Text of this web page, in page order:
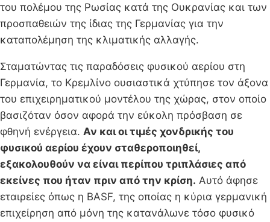
του πολέμου της Ρωσίας κατά της Ουκρανίας και των
προσπαθειών της ίδιας της Γερμανίας για την
καταπολέμηση της κλιματικής αλλαγής.
Σταματώντας τις παραδόσεις φυσικού αερίου στη
Γερμανία, το Κρεμλίνο ουσιαστικά χτύπησε τον άξονα
του επιχειρηματικού μοντέλου της χώρας, στον οποίο
βασιζόταν όσον αφορά την εύκολη πρόσβαση σε
φθηνή ενέργεια. Αν και οι τιμές χονδρικής του
φυσικού αερίου έχουν σταθεροποιηθεί,
εξακολουθούν να είναι περίπου τριπλάσιες από
εκείνες που ήταν πριν από την κρίση. Αυτό άφησε
εταιρείες όπως η BASF, της οποίας η κύρια γερμανική
επιχείρηση από μόνη της κατανάλωνε τόσο φυσικό